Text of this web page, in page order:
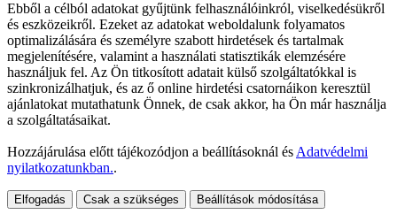
Ebből a célból adatokat gyűjtünk felhasználóinkról, viselkedésükről
és eszközeikről. Ezeket az adatokat weboldalunk folyamatos
optimalizálására és személyre szabott hirdetések és tartalmak
megjelenítésére, valamint a használati statisztikák elemzésére
használjuk fel. Az Ön titkosított adatait külső szolgáltatókkal is
szinkronizálhatjuk, és az ő online hirdetési csatornáikon keresztül
ajánlatokat mutathatunk Önnek, de csak akkor, ha Ön már használja
a szolgáltatásaikat.
Hozzájárulása előtt tájékozódjon a beállításoknál és Adatvédelmi
nyilatkozatunkban..
Elfogadás Csak a szükséges Beállítások módosítása